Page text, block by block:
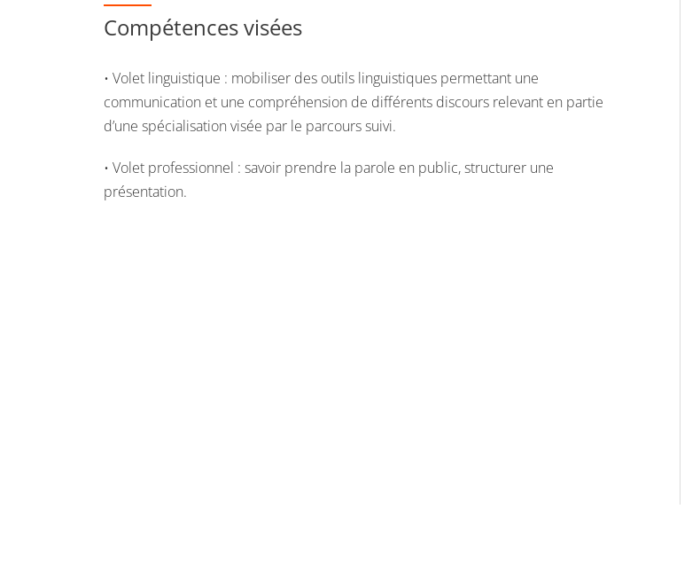
Compétences visées
• Volet linguistique : mobiliser des outils linguistiques permettant une
communication et une compréhension de différents discours relevant en partie
d’une spécialisation visée par le parcours suivi.
• Volet professionnel : savoir prendre la parole en public, structurer une
présentation.